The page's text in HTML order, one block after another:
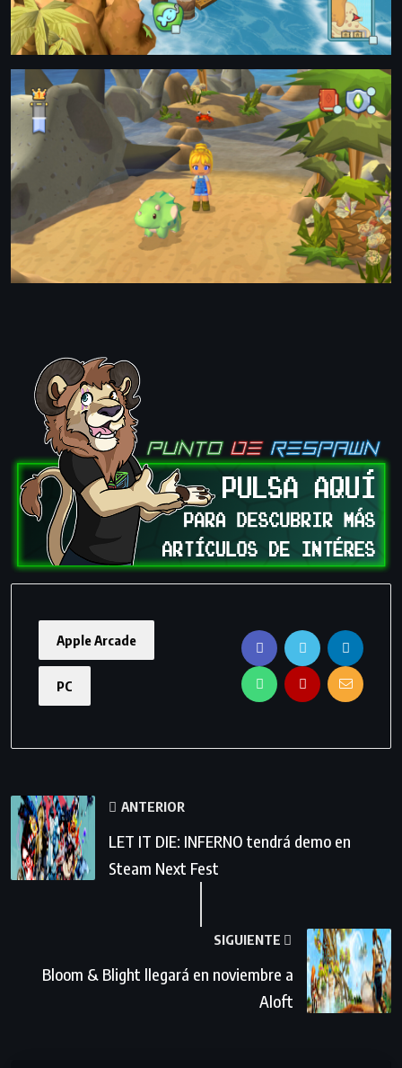
Apple Arcade
PC
ANTERIOR
LET IT DIE: INFERNO tendrá demo en
Steam Next Fest
SIGUIENTE
Bloom & Blight llegará en noviembre a
Aloft